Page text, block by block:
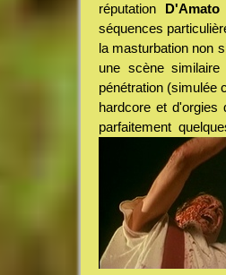
réputation D'Amato
séquences
la masturbation non
une scène similaire
pénétration (simulée
hardcore et
parfaitement